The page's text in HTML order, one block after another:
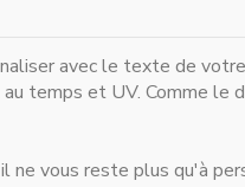
avec le texte de
temps et UV. Comme le
ne vous reste plus qu'à